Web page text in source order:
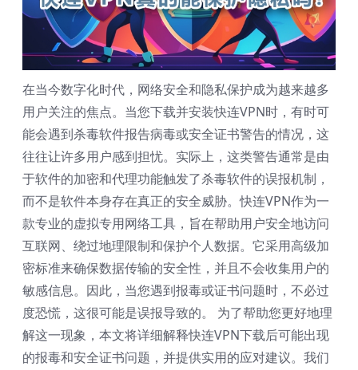
在当今数字化时代，网络安全和隐私保护成为越来越多
用户关注的焦点。当您下载并安装快连VPN时，有时可
能会遇到杀毒软件报告病毒或安全证书警告的情况，这
往往让许多用户感到担忧。实际上，这类警告通常是由
于软件的加密和代理功能触发了杀毒软件的误报机制，
而不是软件本身存在真正的安全威胁。快连VPN作为一
款专业的虚拟专用网络工具，旨在帮助用户安全地访问
互联网、绕过地理限制和保护个人数据。它采用高级加
密标准来确保数据传输的安全性，并且不会收集用户的
敏感信息。因此，当您遇到报毒或证书问题时，不必过
度恐慌，这很可能是误报导致的。 为了帮助您更好地理
解这一现象，本文将详细解释快连VPN下载后可能出现
的报毒和安全证书问题，并提供实用的应对建议。我们